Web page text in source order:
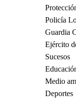
Policía
Guardia
Ejército
Sucesos
Medio
Deportes